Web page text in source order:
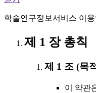
학술연구정보서비스 이
제 1 장 총칙
제 1 조 (목
이 약관